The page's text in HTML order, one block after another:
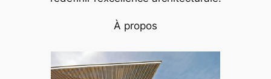
À propos